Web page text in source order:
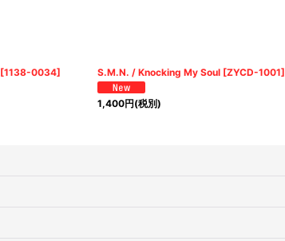
[1138-0034] S.M.N. / Knocking My Soul [ZYCD-1001]
1,400円(税別)